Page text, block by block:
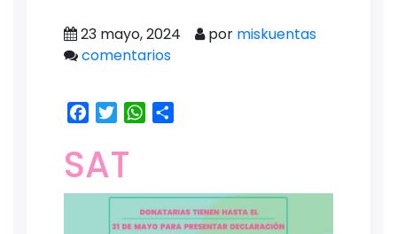
23 mayo, 2024 por miskuentas
comentarios
Facebook
TwitterWhatsApp
SAT